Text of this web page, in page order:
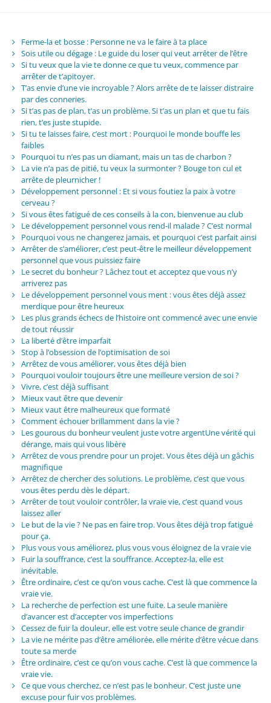
Ferme-la et bosse : Personne ne va le faire à ta place
Sois utile ou dégage : Le guide du loser qui veut arrêter de l’être
Si tu veux que la vie te donne ce que tu veux, commence par
arrêter de t’apitoyer.
T’as envie d’une vie incroyable ? Alors arrête de te laisser distraire
par des conneries.
Si t’as pas de plan, t’as un problème. Si t’as un plan et que tu fais
rien, t’es juste stupide.
Si tu te laisses faire, c’est mort : Pourquoi le monde bouffe les
faibles
Pourquoi tu n’es pas un diamant, mais un tas de charbon ?
La vie n’a pas de pitié, tu veux la surmonter ? Bouge ton cul et
arrête de pleurnicher !
Développement personnel : Et si vous foutiez la paix à votre
cerveau ?
Si vous êtes fatigué de ces conseils à la con, bienvenue au club
Le développement personnel vous rend-il malade ? C’est normal
Pourquoi vous ne changerez jamais, et pourquoi c’est parfait ainsi
Arrêter de s’améliorer, c’est peut-être le meilleur développement
personnel que vous puissiez faire
Le secret du bonheur ? Lâchez tout et acceptez que vous n’y
arriverez pas
Le développement personnel vous ment : vous êtes déjà assez
merdique pour être heureux
Les plus grands échecs de l’histoire ont commencé avec une envie
de tout réussir
La liberté d’être imparfait
Stop à l’obsession de l’optimisation de soi
Arrêtez de vous améliorer, vous êtes déjà bien
Pourquoi vouloir toujours être une meilleure version de soi ?
Vivre, c’est déjà suffisant
Mieux vaut être que devenir
Mieux vaut être malheureux que formaté
Comment échouer brillamment dans la vie ?
Les gourous du bonheur veulent juste votre argentUne vérité qui
dérange, mais qui vous libère
Arrêtez de vous prendre pour un projet. Vous êtes déjà un gâchis
magnifique
Arrêtez de chercher des solutions. Le problème, c’est que vous
vous êtes perdu dès le départ.
Arrêter de tout vouloir contrôler, la vraie vie, c’est quand vous
laissez aller
Le but de la vie ? Ne pas en faire trop. Vous êtes déjà trop fatigué
pour ça.
Plus vous vous améliorez, plus vous vous éloignez de la vraie vie
Fuir la souffrance, c’est la souffrance. Acceptez-la, elle est
inévitable.
Être ordinaire, c’est ce qu’on vous cache. C’est là que commence la
vraie vie.
La recherche de perfection est une fuite. La seule manière
d’avancer est d’accepter vos imperfections
Cessez de fuir la douleur, elle est votre seule chance de grandir
La vie ne mérite pas d’être améliorée, elle mérite d’être vécue dans
toute sa merde
Être ordinaire, c’est ce qu’on vous cache. C’est là que commence la
vraie vie.
Ce que vous cherchez, ce n’est pas le bonheur. C’est juste une
excuse pour fuir vos problèmes.